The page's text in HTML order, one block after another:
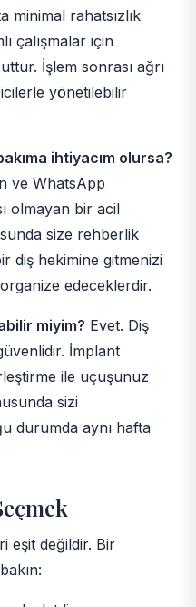
minimal rahatsızlık
çalışmalar için
İşlem sonrası ağrı
yönetilebilir
ihtiyacım olursa?
ve WhatsApp
olmayan bir acil
size rehberlik
diş hekimine gitmenizi
edeceklerdir.
miyim? Evet. Diş
İmplant
ile uçuşunuz
sizi
durumda aynı hafta
eşit değildir. Bir